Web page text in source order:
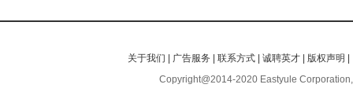
关于我们 广告服务 |联系方式 |诚聘英才 版权声明
Copyright@2014-2020 Eastyule